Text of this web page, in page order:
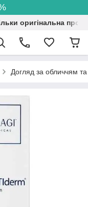
оригінальна
Догляд за обличчям